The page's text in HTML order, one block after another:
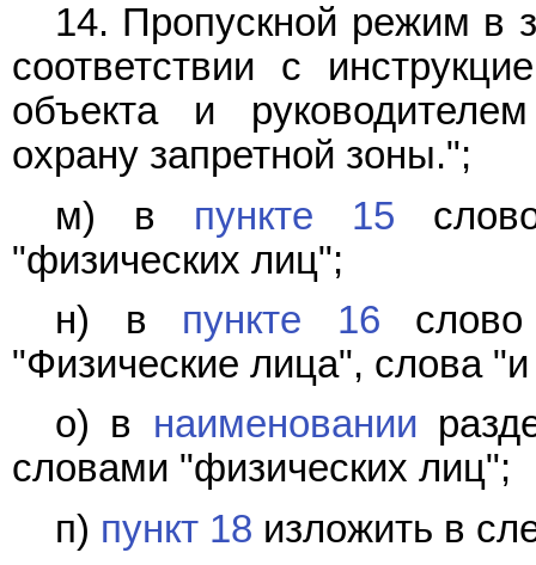
14. Пропускной режим в
соответствии с
объекта и
охрану запретной зоны.";
м) в пункте 15
"физических лиц";
н) в пункте 16 слово
"Физические лица", слова
о) в наименовании
словами "физических лиц";
п) пункт 18 изложить в